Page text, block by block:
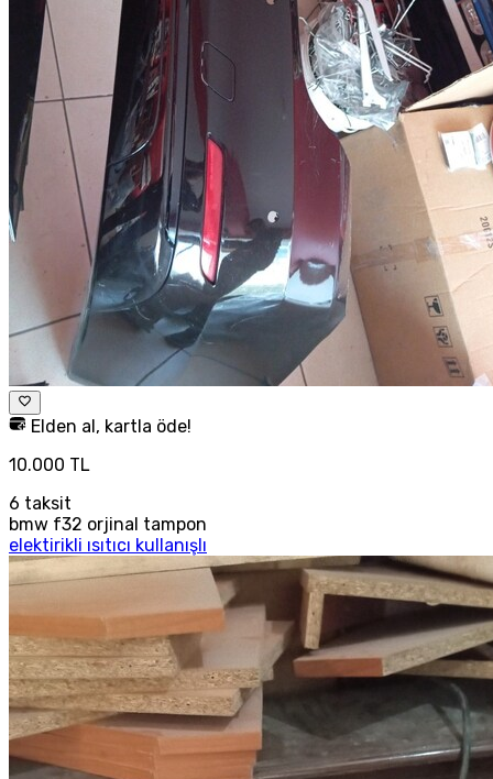
Elden al, kartla öde!
10.000 TL
6 taksit
bmw f32 orjinal tampon
elektirikli ısıtıcı kullanışlı